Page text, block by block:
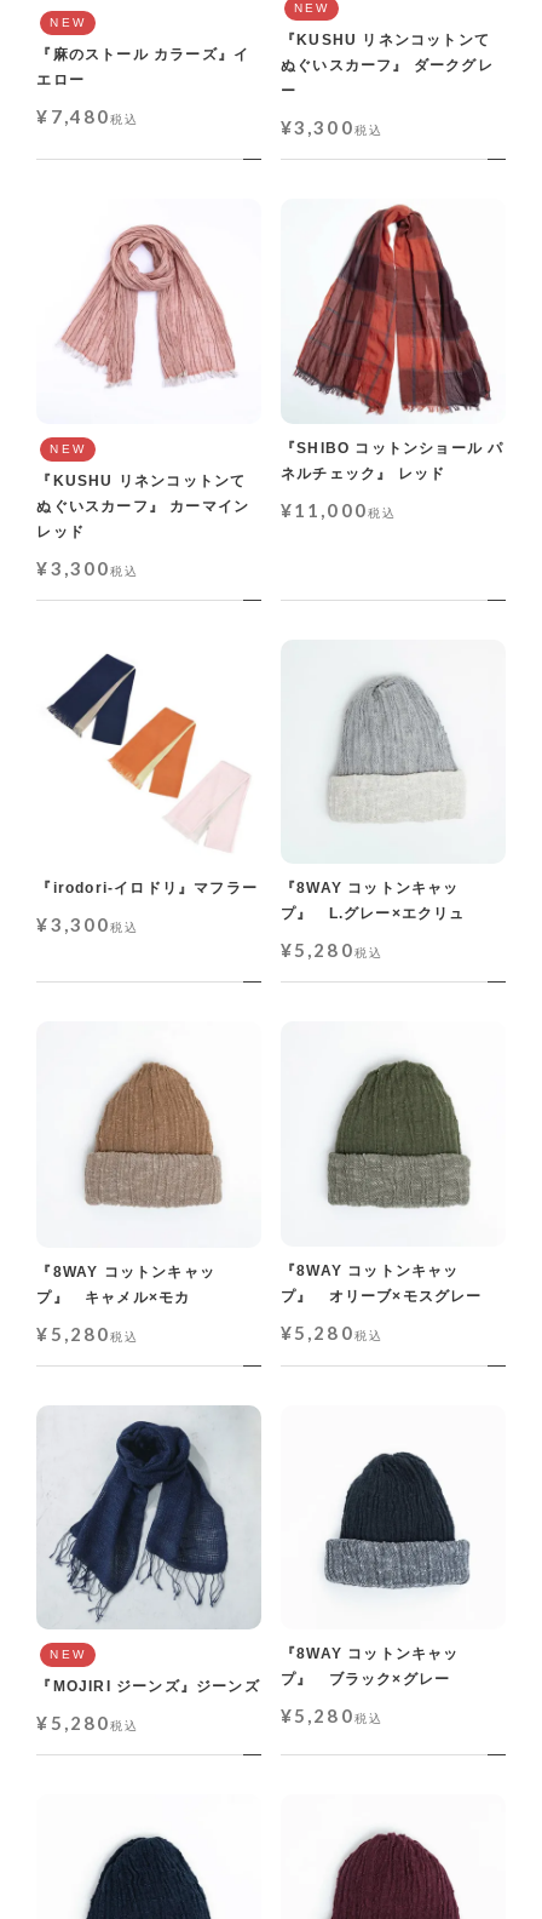
NEW
『麻のストール カラーズ』イ
エロー
¥ 7,480税込
NEW
『KUSHU リネンコットンて
ぬぐいスカーフ』 ダークグレ
ー
¥3,300税込
NEW
『KUSHU リネンコットンて
ぬぐいスカーフ』 カーマイン
レッド
¥3,300税込
『SHIBO コットンショール パ
ネルチェック』 レッド
¥11,000税込
『irodori-イロドリ』マフラー
¥3,300税込
『8WAY コットンキャッ
プ』 L.グレー×エクリュ
¥5,280税込
『8WAY コットンキャッ
プ』 キャメル×モカ
¥ 5,280税込
『8WAY コットンキャッ
プ』 オリーブ×モスグレー
¥5,280税込
NEW
『MOJIRI ジーンズ』ジーンズ
¥ 5,280税込
『8WAY コットンキャッ
プ』 ブラック×グレー
¥5,280税込